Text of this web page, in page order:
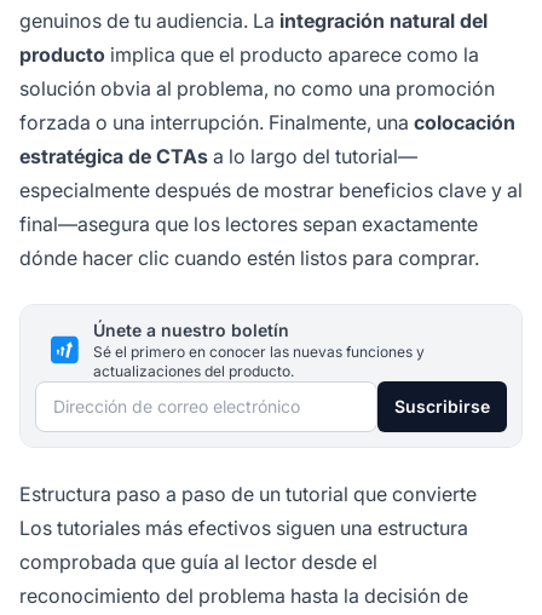
genuinos de tu audiencia. La integración natural del
producto implica que el producto aparece como la
solución obvia al problema, no como una promoción
forzada o una interrupción. Finalmente, una colocación
estratégica de CTAs a lo largo del tutorial—
especialmente después de mostrar beneficios clave y al
final—asegura que los lectores sepan exactamente
dónde hacer clic cuando estén listos para comprar.
Únete a nuestro boletín
Sé el primero en conocer las nuevas funciones y
actualizaciones del producto.
Dirección de correo electrónico Suscribirse
Estructura paso a paso de un tutorial que convierte
Los tutoriales más efectivos siguen una estructura
comprobada que guía al lector desde el
reconocimiento del problema hasta la decisión de